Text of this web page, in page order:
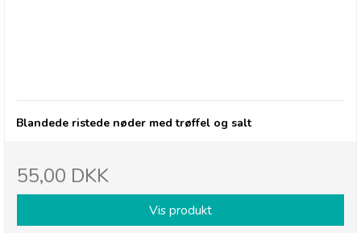
Blandede ristede nøder med trøffel og salt
55,00 DKK
Vis produkt